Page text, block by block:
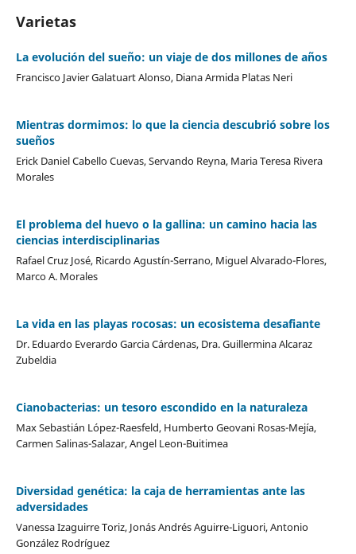
Varietas
La evolución del sueño: un viaje de dos millones de años
Francisco Javier Galatuart Alonso, Diana Armida Platas Neri
Mientras dormimos: lo que la ciencia descubrió sobre los
sueños
Erick Daniel Cabello Cuevas, Servando Reyna, Maria Teresa Rivera
Morales
El problema del huevo o la gallina: un camino hacia las
ciencias interdisciplinarias
Rafael Cruz José, Ricardo Agustín-Serrano, Miguel Alvarado-Flores,
Marco A. Morales
La vida en las playas rocosas: un ecosistema desafiante
Dr. Eduardo Everardo Garcia Cárdenas, Dra. Guillermina Alcaraz
Zubeldia
Cianobacterias: un tesoro escondido en la naturaleza
Max Sebastián López-Raesfeld, Humberto Geovani Rosas-Mejía,
Carmen Salinas-Salazar, Angel Leon-Buitimea
Diversidad genética: la caja de herramientas ante las
adversidades
Vanessa Izaguirre Toriz, Jonás Andrés Aguirre-Liguori, Antonio
González Rodríguez